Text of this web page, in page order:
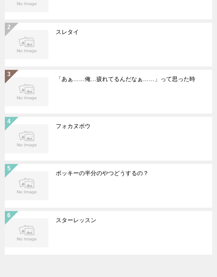
スレタイ
「あぁ……俺…疲れてるんだなぁ……」って思った時
フォカヌポウ
ポッキーの半分のやつどうするの？
スターレッスン